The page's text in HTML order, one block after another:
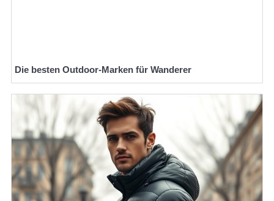
Die besten Outdoor-Marken für Wanderer